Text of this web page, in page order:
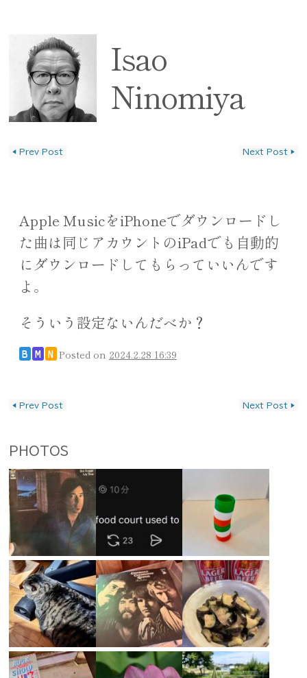
Isao
Ninomiya
◀ Prev Post Next Post ▶
Apple MusicをiPhoneでダウンロードし
た曲は同じアカウントのiPadでも自動的
にダウンロードしてもらっていいんです
よ。
そういう設定ないんだべか？
B M N Posted on 2024.2.28 16:39
◀ Prev Post Next Post ▶
PHOTOS